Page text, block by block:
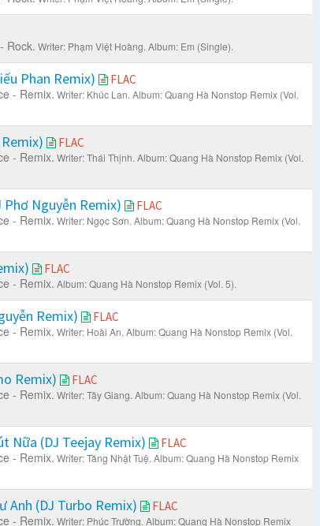
Rock. Writer: Phạm Việt Hoàng. Album: Em (Single).
Phan Remix) FLAC
- Remix. Writer: Khúc Lan. Album: Quang Hà Nonstop Remix (Vol.
FLAC
- Remix. Writer: Thái Thịnh. Album: Quang Hà Nonstop Remix (Vol.
Nguyễn Remix) FLAC
- Remix. Writer: Ngọc Sơn. Album: Quang Hà Nonstop Remix (Vol.
FLAC
- Remix. Album: Quang Hà Nonstop Remix (Vol. 5).
Remix) FLAC
- Remix. Writer: Hoài An. Album: Quang Hà Nonstop Remix (Vol.
Remix) FLAC
- Remix. Writer: Tây Giang. Album: Quang Hà Nonstop Remix (Vol.
Nữa (DJ Teejay Remix) FLAC
- Remix. Writer: Tăng Nhật Tuệ. Album: Quang Hà Nonstop Remix
Anh (DJ Turbo Remix) FLAC
- Remix. Writer: Phúc Trường. Album: Quang Hà Nonstop Remix